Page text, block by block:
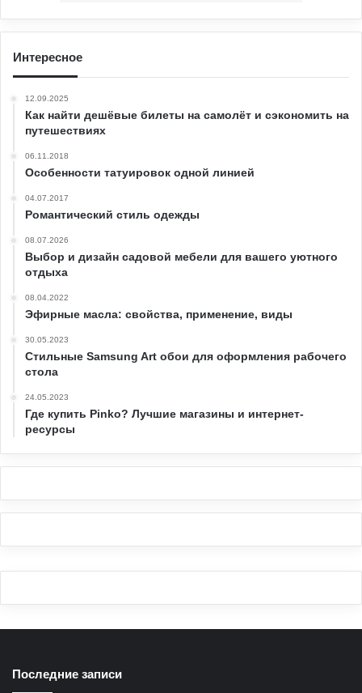
Интересное
12.09.2025
Как найти дешёвые билеты на самолёт и сэкономить на
путешествиях
06.11.2018
Особенности татуировок одной линией
04.07.2017
Романтический стиль одежды
08.07.2026
Выбор и дизайн садовой мебели для вашего уютного
отдыха
08.04.2022
Эфирные масла: свойства, применение, виды
30.05.2023
Стильные Samsung Art обои для оформления рабочего
стола
24.05.2023
Где купить Pinko? Лучшие магазины и интернет-
ресурсы
Последние записи